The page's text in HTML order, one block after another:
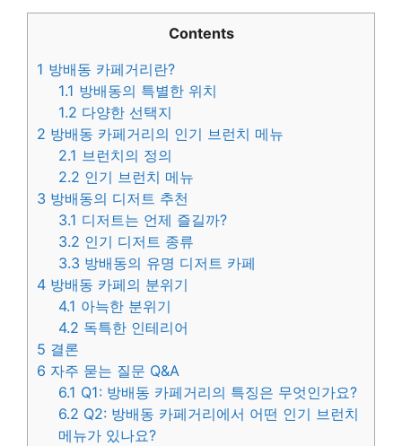
Contents
1 방배동 카페거리란?
1.1 방배동의 특별한 위치
1.2 다양한 선택지
2 방배동 카페거리의 인기 브런치 메뉴
2.1 브런치의 정의
2.2 인기 브런치 메뉴
3 방배동의 디저트 추천
3.1 디저트는 언제 즐길까?
3.2 인기 디저트 종류
3.3 방배동의 유명 디저트 카페
4 방배동 카페의 분위기
4.1 아늑한 분위기
4.2 독특한 인테리어
5 결론
6 자주 묻는 질문 Q&A
6.1 Q1: 방배동 카페거리의 특징은 무엇인가요?
6.2 Q2: 방배동 카페거리에서 어떤 인기 브런치
메뉴가 있나요?